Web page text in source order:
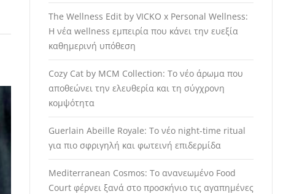
The Wellness Edit by VICKO x Personal Wellness:
Η νέα wellness εμπειρία που κάνει την ευεξία
καθημερινή υπόθεση
Cozy Cat by MCM Collection: Το νέο άρωμα που
αποθεώνει την ελευθερία και τη σύγχρονη
κομψότητα
Guerlain Abeille Royale: Το νέο night-time ritual
για πιο σφριγηλή και φωτεινή επιδερμίδα
Mediterranean Cosmos: Το ανανεωμένο Food
Court φέρνει ξανά στο προσκήνιο τις αγαπημένες